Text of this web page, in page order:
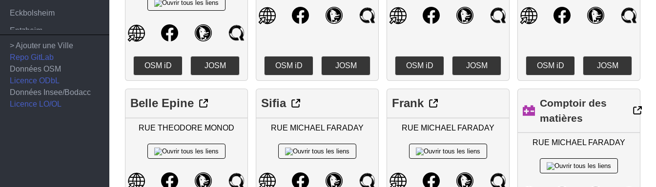
Eckbolsheim
Entzheim
Epfig
Erstein
Eschau
Fegersheim
> Ajouter une Ville
Repo GitLab
Données OSM
Licence ODbL
Données Insee/Bodacc
Licence LO/OL
OSM iD JOSM OSM iD JOSM OSM iD JOSM OSM iD JOSM
Belle Epine
RUE THEODORE MONOD
Sifia
RUE MICHAEL FARADAY
Frank
RUE MICHAEL FARADAY
Comptoir des
matières
RUE MICHAEL FARADAY